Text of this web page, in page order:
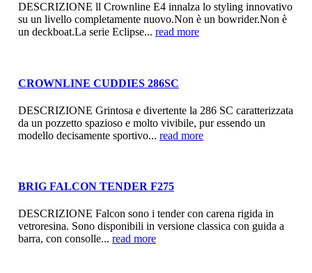
DESCRIZIONE ll Crownline E4 innalza lo styling innovativo
su un livello completamente nuovo.Non è un bowrider.Non è
un deckboat.La serie Eclipse... read more
CROWNLINE CUDDIES 286SC
DESCRIZIONE Grintosa e divertente la 286 SC caratterizzata
da un pozzetto spazioso e molto vivibile, pur essendo un
modello decisamente sportivo... read more
BRIG FALCON TENDER F275
DESCRIZIONE Falcon sono i tender con carena rigida in
vetroresina. Sono disponibili in versione classica con guida a
barra, con consolle... read more